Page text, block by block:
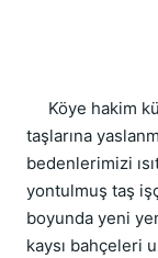
Köye hakim
taşlarına
bedenlerimizi
yontulmuş taş
boyunda yeni
kaysı bahçeleri